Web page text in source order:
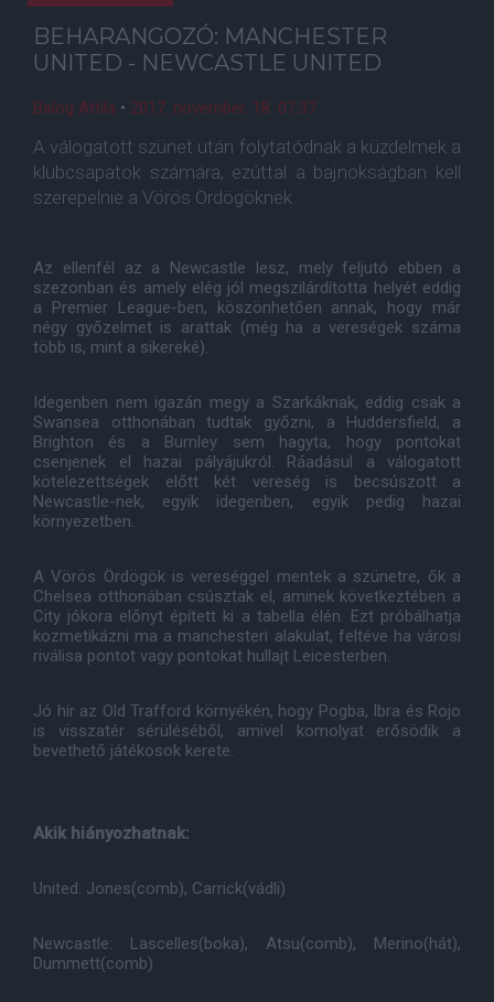
BEHARANGOZÓ: MANCHESTER
UNITED - NEWCASTLE UNITED
Balog Attila • 2017. november. 18. 07:37
A válogatott szünet után folytatódnak a küzdelmek a
klubcsapatok számára, ezúttal a bajnokságban kell
szerepelnie a Vörös Ördögöknek.
Az ellenfél az a Newcastle lesz, mely feljutó ebben a
szezonban és amely elég jól megszilárdította helyét eddig
a Premier League-ben, köszönhetően annak, hogy már
négy győzelmet is arattak (még ha a vereségek száma
több is, mint a sikereké).
Idegenben nem igazán megy a Szarkáknak, eddig csak a
Swansea otthonában tudtak győzni, a Huddersfield, a
Brighton és a Burnley sem hagyta, hogy pontokat
csenjenek el hazai pályájukról. Ráadásul a válogatott
kötelezettségek előtt két vereség is becsúszott a
Newcastle-nek, egyik idegenben, egyik pedig hazai
környezetben.
A Vörös Ördögök is vereséggel mentek a szünetre, ők a
Chelsea otthonában csúsztak el, aminek következtében a
City jókora előnyt épített ki a tabella élén. Ezt próbálhatja
kozmetikázni ma a manchesteri alakulat, feltéve ha városi
riválisa pontot vagy pontokat hullajt Leicesterben.
Jó hír az Old Trafford környékén, hogy Pogba, Ibra és Rojo
is visszatér sérüléséből, amivel komolyat erősödik a
bevethető játékosok kerete.
Akik hiányozhatnak:
United: Jones(comb), Carrick(vádli)
Newcastle: Lascelles(boka), Atsu(comb), Merino(hát),
Dummett(comb)